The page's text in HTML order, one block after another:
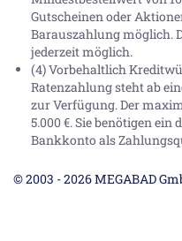
Gutscheinen oder
Barauszahlung möglich.
jederzeit möglich.
(4) Vorbehaltlich
Ratenzahlung steht ab
zur Verfügung. Der
5.000 €. Sie benötigen ein
Bankkonto als
© 2003 - 2026 MEGABAD